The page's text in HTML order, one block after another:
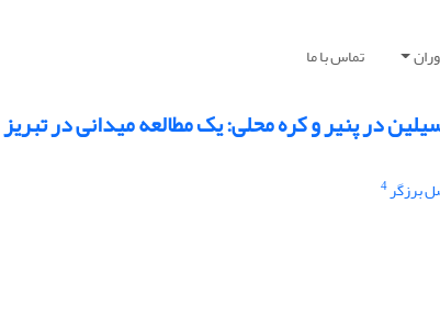
تماس با ما
در پنیر و کره محلی: یک مطالعه میدانی در تبریز
برزگر4